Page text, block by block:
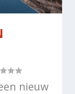
nieuw